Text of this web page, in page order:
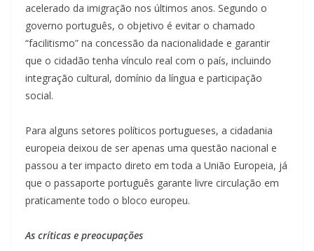
acelerado da imigração nos últimos anos. Segundo o
governo português, o objetivo é evitar o chamado
“facilitismo” na concessão da nacionalidade e garantir
que o cidadão tenha vínculo real com o país, incluindo
integração cultural, domínio da língua e participação
social.
Para alguns setores políticos portugueses, a cidadania
europeia deixou de ser apenas uma questão nacional e
passou a ter impacto direto em toda a União Europeia, já
que o passaporte português garante livre circulação em
praticamente todo o bloco europeu.
As críticas e preocupações